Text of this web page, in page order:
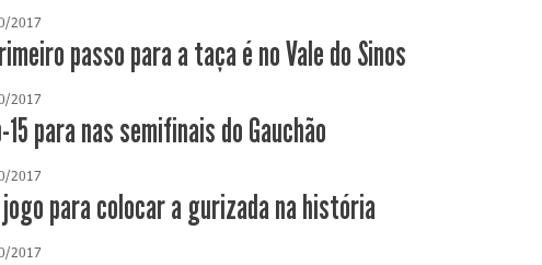
2017
passo para a taça é no Vale do Sinos
2017
15 para nas semifinais do Gauchão
2017
jogo para colocar a gurizada na história
2017